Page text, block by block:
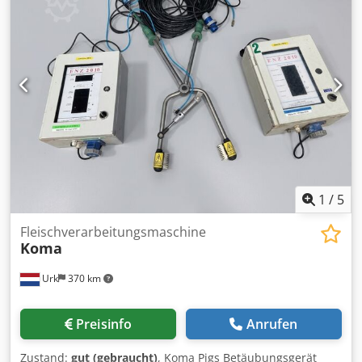
1 / 5
Urk 370 km
Fleischverarbeitungsmaschine
Koma
Preisinfo Anrufen
Zustand: gut (gebraucht), Koma Pigs Betäubungsgerät